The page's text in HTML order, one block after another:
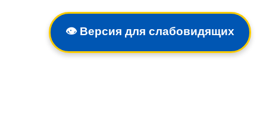
👁️ Версия для слабовидящих